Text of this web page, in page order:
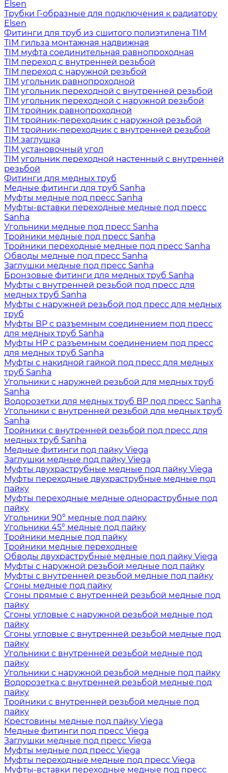
Elsen
Трубки Г-образные для подключения к радиатору
Elsen
Фитинги для труб из сшитого полиэтилена TIM
TIM гильза монтажная надвижная
TIM муфта соединительная равнопроходная
TIM переход с внутренней резьбой
TIM переход с наружной резьбой
TIM угольник равнопроходной
TIM угольник переходной с внутренней резьбой
TIM угольник переходной с наружной резьбой
TIM тройник равнопроходной
TIM тройник-переходник с наружной резьбой
TIM тройник-переходник с внутренней резьбой
TIM заглушка
TIM установочный угол
TIM угольник переходной настенный с внутренней
резьбой
Фитинги для медных труб
Медные фитинги для труб Sanha
Муфты медные под пресс Sanha
Муфты-вставки переходные медные под пресс
Sanha
Угольники медные под пресс Sanha
Тройники медные под пресс Sanha
Тройники переходные медные под пресс Sanha
Обводы медные под пресс Sanha
Заглушки медные под пресс Sanha
Бронзовые фитинги для медных труб Sanha
Муфты с внутренней резьбой под пресс для
медных труб Sanha
Муфты с наружней резьбой под пресс для медных
труб
Муфты ВР с разъемным соединением под пресс
для медных труб Sanha
Муфты НР с разъемным соединением под пресс
для медных труб Sanha
Муфты с накидной гайкой под пресс для медных
труб Sanha
Угольники с наружней резьбой для медных труб
Sanha
Водорозетки для медных труб ВР под пресс Sanha
Угольники с внутренней резьбой для медных труб
Sanha
Тройники с внутренней резьбой под пресс для
медных труб Sanha
Медные фитинги под пайку Viega
Заглушки медные под пайку Viega
Муфты двухраструбные медные под пайку Viega
Муфты переходные двухраструбные медные под
пайку
Муфты переходные медные однораструбные под
пайку
Угольники 90° медные под пайку
Угольники 45° медные под пайку
Тройники медные под пайку
Тройники медные переходные
Обводы двухраструбные медные под пайку Viega
Муфты с наружной резьбой медные под пайку
Муфты с внутренней резьбой медные под пайку
Сгоны медные под пайку
Сгоны прямые с внутренней резьбой медные под
пайку
Сгоны угловые с наружной резьбой медные под
пайку
Сгоны угловые с внутренней резьбой медные под
пайку
Угольники с внутренней резьбой медные под
пайку
Угольники с наружной резьбой медные под пайку
Водорозетка с внутренней резьбой медные под
пайку
Тройники с внутренней резьбой медные под
пайку
Крестовины медные под пайку Viega
Медные фитинги под пресс Viega
Заглушки медные под пресс Viega
Муфты медные под пресс Viega
Муфты переходные медные под пресс Viega
Муфты-вставки переходные медные под пресс